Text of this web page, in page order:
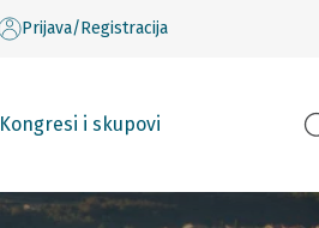
Prijava/Registracija
Kongresi i skupovi